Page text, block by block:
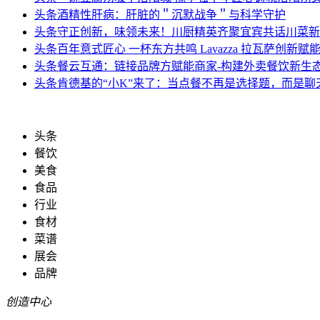
头条酒精性肝病：肝脏的＂沉默战争＂与科学守护
头条守正创新，味领未来！川厨精英齐聚宜宾共话川菜新
头条百年意式匠心 一杯东方共鸣 Lavazza 拉瓦萨创新赋
头条餐云互通：链接品牌方赋能商家-构建外卖餐饮新生
头条肯德基的“小K”来了：当点餐不再是选择题，而是聊
头条
餐饮
美食
食品
行业
食材
菜谱
展会
品牌
创造中心